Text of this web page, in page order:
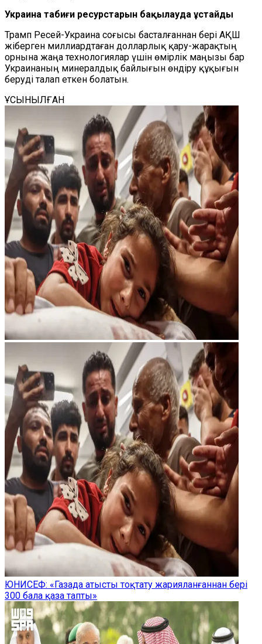
Украина табиғи ресурстарын бақылауда ұстайды
Трамп Ресей-Украина соғысы басталғаннан бері АҚШ
жіберген миллиардтаған долларлық қару-жарақтың
орнына жаңа технологиялар үшін өмірлік маңызы бар
Украинаның минералдық байлығын өндіру құқығын
беруді талап еткен болатын.
ҰСЫНЫЛҒАН
ЮНИСЕФ: «Газада атысты тоқтату жарияланғаннан бері
300 бала қаза тапты»